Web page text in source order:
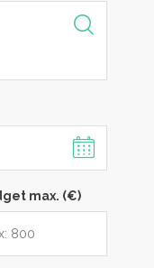
max. (€)